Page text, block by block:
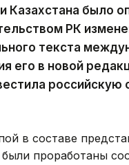
Казахстана было
РК
текста
его в новой
в составе
проработаны